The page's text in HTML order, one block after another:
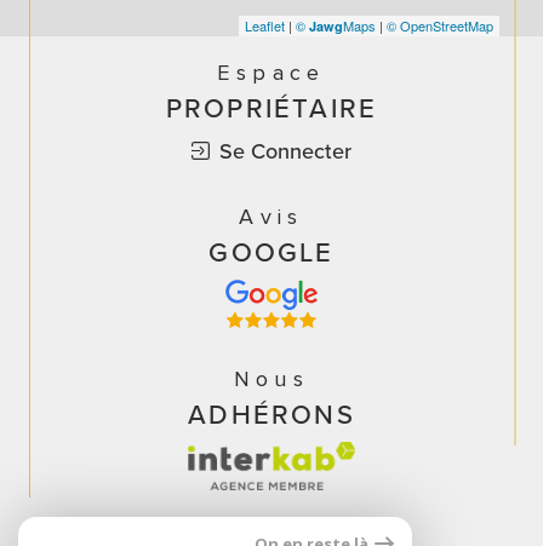
Leaflet | © JawgMaps | © OpenStreetMap
Espace
PROPRIÉTAIRE
Se Connecter
Avis
GOOGLE
Nous
ADHÉRONS